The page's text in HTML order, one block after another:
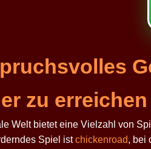
zu erreichen
Welt bietet eine Vielzahl von
Spiel istchickenroad, bei